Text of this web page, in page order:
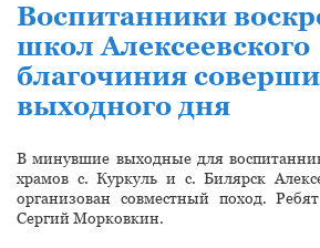
Воспитанники
школ Алексеевского
благочиния
выходного дня
В минувшие выходные для
храмов с. Куркуль и с. Билярск
организован совместный поход.
Сергий Морковкин.